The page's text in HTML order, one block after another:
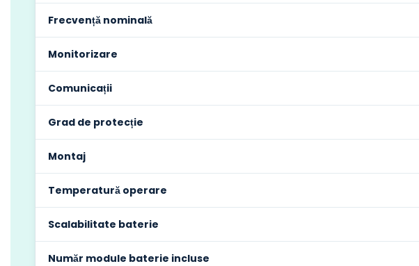
Frecvență nominală
Monitorizare
Comunicații
Grad de protecție
Montaj
Temperatură operare
Scalabilitate baterie
Număr module baterie incluse